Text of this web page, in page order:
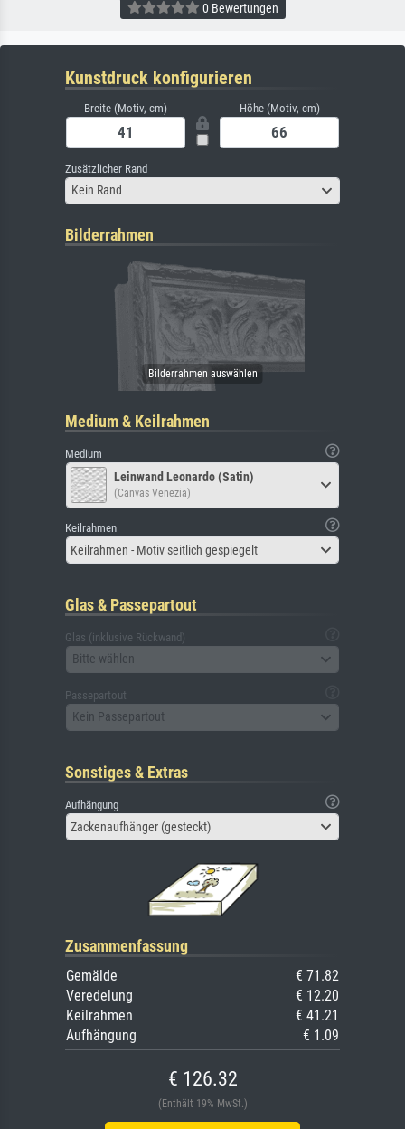
0 Bewertungen
Kunstdruck konfigurieren
Breite (Motiv, cm) Höhe (Motiv, cm)
Zusätzlicher Rand
Kein Rand
Bilderrahmen
Medium & Keilrahmen
Medium
Leinwand Leonardo (Satin)
(Canvas Venezia)
Keilrahmen
Keilrahmen - Motiv seitlich gespiegelt
Glas & Passepartout
Glas (inklusive Rückwand)
Bitte wählen
Passepartout
Kein Passepartout
Sonstiges & Extras
Aufhängung
Zackenaufhänger (gesteckt)
Zusammenfassung
Gemälde
€ 71.82
Veredelung
€ 12.20
Keilrahmen
€ 41.21
Aufhängung
€ 1.09
€ 126.32
(Enthält 19% MwSt.)